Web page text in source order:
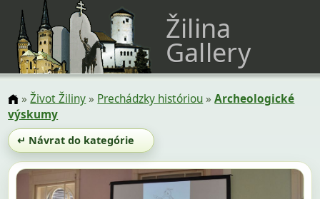
Žilina
Gallery
»Život Žiliny» Prechádzky históriou»Archeologické
výskumy
↵ Návrat do kategórie